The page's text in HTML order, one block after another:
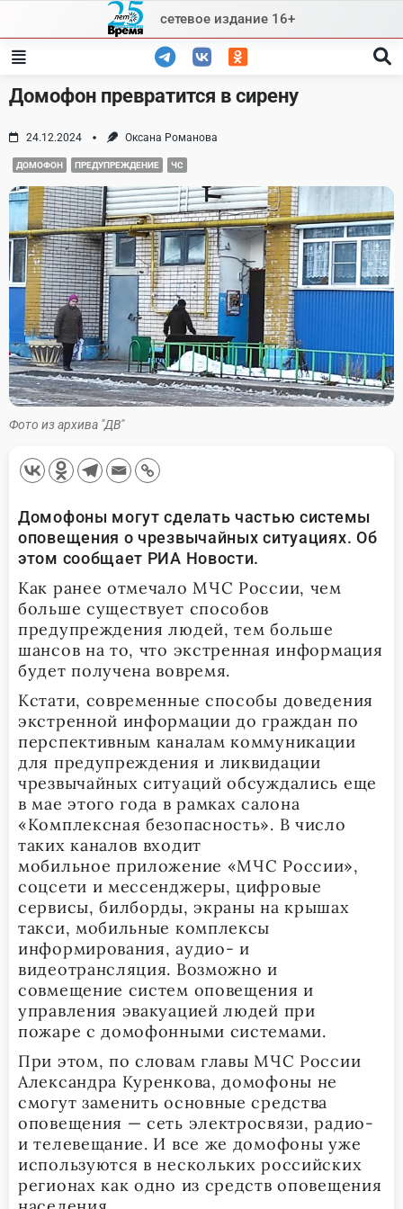
content
сетевое издание 16+
Домофон превратится в сирену
24.12.2024 Оксана Романова
ДОМОФОН ПРЕДУПРЕЖДЕНИЕ ЧС
Фото из архива "ДВ"
Домофоны могут сделать частью системы
оповещения о чрезвычайных ситуациях. Об
этом сообщает РИА Новости.
Как ранее отмечало МЧС России, чем
больше существует способов
предупреждения людей, тем больше
шансов на то, что экстренная информация
будет получена вовремя.
Кстати, современные способы доведения
экстренной информации до граждан по
перспективным каналам коммуникации
для предупреждения и ликвидации
чрезвычайных ситуаций обсуждались еще
в мае этого года в рамках салона
«Комплексная безопасность». В число
таких каналов входит
мобильное приложение «МЧС России»,
соцсети и мессенджеры, цифровые
сервисы, билборды, экраны на крышах
такси, мобильные комплексы
информирования, аудио- и
видеотрансляция. Возможно и
совмещение систем оповещения и
управления эвакуацией людей при
пожаре с домофонными системами.
При этом, по словам главы МЧС России
Александра Куренкова, домофоны не
смогут заменить основные средства
оповещения — сеть электросвязи, радио-
и телевещание. И все же домофоны уже
используются в нескольких российских
регионах как одно из средств оповещения